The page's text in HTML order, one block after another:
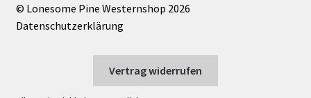
© Lonesome Pine Westernshop 2026
Datenschutzerklärung
Vertrag widerrufen